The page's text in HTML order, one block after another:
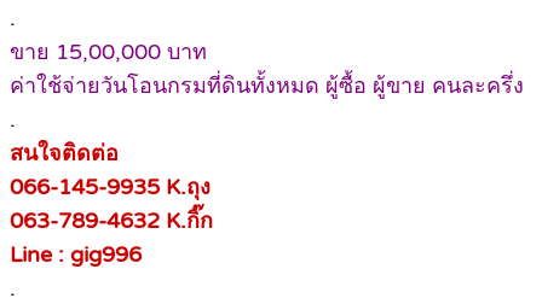
.
ขาย 15,00,000 บาท
ค่าใช้จ่ายวันโอนกรมที่ดินทั้งหมด ผู้ซื้อ ผู้ขาย คนละครึ่ง
.
สนใจติดต่อ
066-145-9935 K.ถุง
063-789-4632 K.กิ๊ก
Line : gig996
.